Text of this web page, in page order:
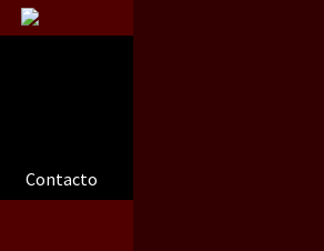
Contacto